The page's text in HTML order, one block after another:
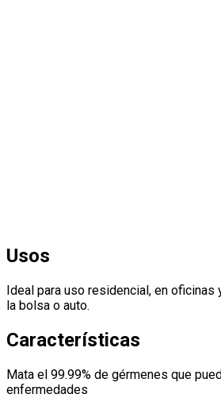
Usos
Ideal para uso residencial, en
la bolsa o auto.
Características
Mata el 99.99% de gérmenes que
enfermedades